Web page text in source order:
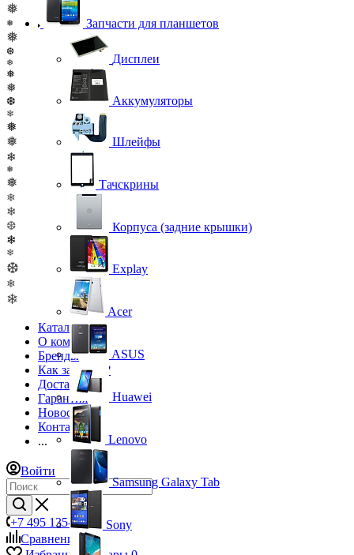
❅
❅
❅
❆
❄
❅
❅
❆
❄
❅
❅
❄
❅
❅
❄
❄
❆
❄
❄
❆
❄
❄
Каталог
О компании
Бренды
Как заказать?
Доставка
Гарантия
Новости
Контакты
...
Войти
+7 495 135-39-43
Сравнение
0
Запчасти для планшетов
Дисплеи
Аккумуляторы
Шлейфы
Тачскрины
Корпуса (задние крышки)
Explay
Acer
ASUS
Huawei
Lenovo
Samsung Galaxy Tab
Sony